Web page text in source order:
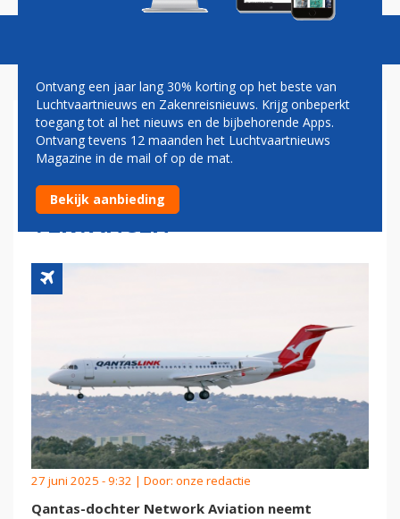
QANTAS ZOEKT EXTRA
EMBRAER 190'S OM OUDE
FOKKER 100'S TE
VERVANGEN
27 juni 2025 - 9:32 | Door: onze redactie
Qantas-dochter Network Aviation neemt
Ontvang een jaar lang 30% korting op het beste van
Luchtvaartnieuws en Zakenreisnieuws. Krijg onbeperkt
toegang tot al het nieuws en de bijbehorende Apps.
Ontvang tevens 12 maanden het Luchtvaartnieuws
Magazine in de mail of op de mat.
Bekijk aanbieding